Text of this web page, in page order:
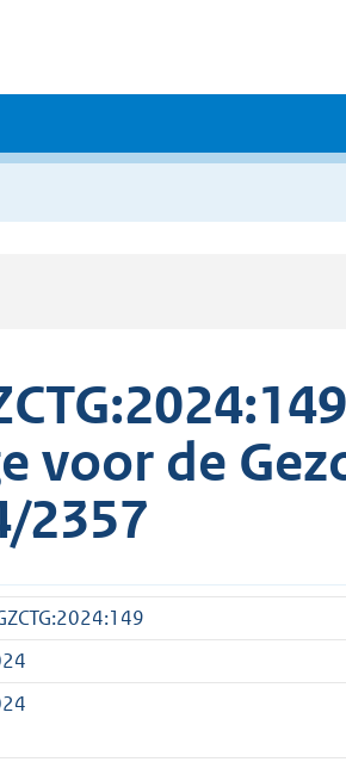
voor de
2357